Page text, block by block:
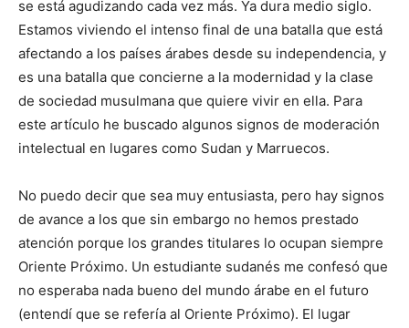
se está agudizando cada vez más. Ya dura medio siglo.
Estamos viviendo el intenso final de una batalla que está
afectando a los países árabes desde su independencia, y
es una batalla que concierne a la modernidad y la clase
de sociedad musulmana que quiere vivir en ella. Para
este artículo he buscado algunos signos de moderación
intelectual en lugares como Sudan y Marruecos.
No puedo decir que sea muy entusiasta, pero hay signos
de avance a los que sin embargo no hemos prestado
atención porque los grandes titulares lo ocupan siempre
Oriente Próximo. Un estudiante sudanés me confesó que
no esperaba nada bueno del mundo árabe en el futuro
(entendí que se refería al Oriente Próximo). El lugar